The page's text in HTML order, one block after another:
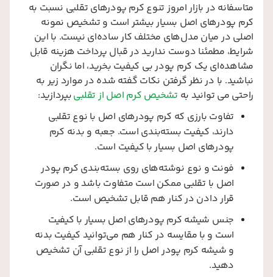
متاسفانه در بازار امروز تنوع کرم پودرهای تقلبی نسبت به
کرم پودرهای اصل بسیار بیشتر است و تشخیص نمونه
اصلی در میان مدل‌های مختلف کار ساده‌ای نیست. با این
شرایط، مطمئنا دوست ندارید در قبال پرداخت هزینه قابل
مشاهده‌ای یک کرم پودر بی کیفیت بخرید، اما نگران
نباشید. با در نظر گرفتن نکات گفته شده در موارد زیر به
راحتی می‌ توانید به تشخیص کرم اصل از تقلبیبپردازید:
تفاوت بارزی که کرم پودرهای اصل با نوع تقلبی
دارند، کیفیت بسته‌بندی است. جعبه و بدنه کرم
پودرهای اصل بسیار با کیفیت است.
فونت و نوع نوشته‌های روی بسته‌بندی کرم پودر
اصل با تقلبی ممکن است متفاوت باشد و در صورت
قرار دادن در کنار هم قابل تشخیص است.
جنس شیشه کرم ‌پودرهای اصل بسیار با کیفیت
است و با مقایسه در کنار هم می‌توانید کیفیت بدنه
و شیشه کرم پودر اصل را از نوع تقلبی آن تشخیص
دهید.